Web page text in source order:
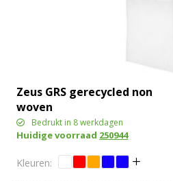
Zeus GRS gerecycled non
woven
conferentiedraagtas 6 l
Bedrukt in 8 werkdagen
Huidige voorraad 250944